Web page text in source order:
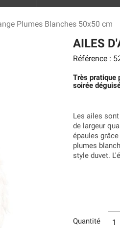
Plumes Blanches 50x50 cm
AILES
Référence :
Très pratique
soirée
Les ailes
de largeur
épaules
plumes
style duvet.
Quantité